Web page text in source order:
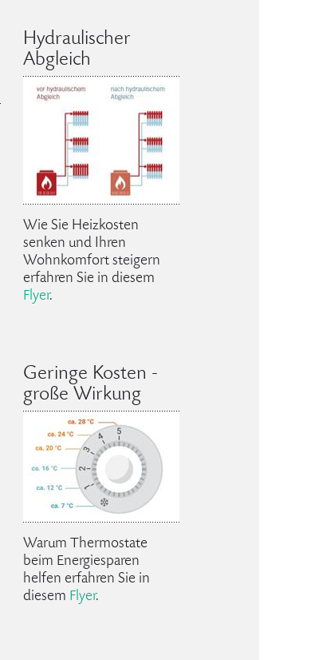
Hydraulischer
Abgleich
Wie Sie Heizkosten
senken und Ihren
Wohnkomfort steigern
erfahren Sie in diesem
Flyer.
Geringe Kosten -
große Wirkung
Warum Thermostate
beim Energiesparen
helfen erfahren Sie in
diesem Flyer.